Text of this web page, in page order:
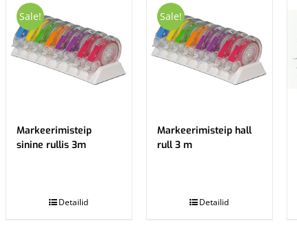
Sale!
Markeerimisteip
sinine rullis 3m
Detailid
Sale!
Markeerimisteip hall
rull 3 m
Detailid